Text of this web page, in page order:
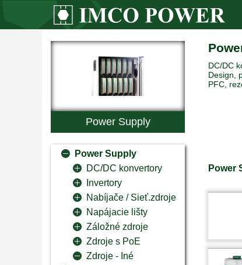
Power Supply
Power Supply
DC/DC konvertory
Invertory
Nabíjače / Sieť.zdroje
Napájacie lišty
Záložné zdroje
Zdroje s PoE
Zdroje - Iné
DC/DC
Design,
PFC,
Power